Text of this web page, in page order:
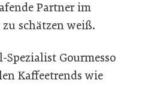
Partner im
schätzen weiß.
Spezialist Gourmesso
Kaffeetrends wie